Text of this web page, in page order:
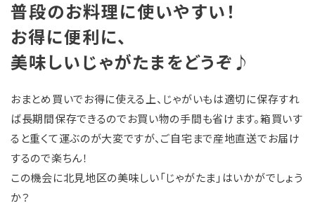
普段のお料理に使いやすい！
お得に便利に、
美味しいじゃがたまをどうぞ♪
おまとめ買いでお得に使える上、じゃがいもは適切に保存すれ
ば長期間保存できるのでお買い物の手間も省けます。箱買いす
ると重くて運ぶのが大変ですが、ご自宅まで産地直送でお届け
するので楽ちん！
この機会に北見地区の美味しい「じゃがたま」はいかがでしょう
か？